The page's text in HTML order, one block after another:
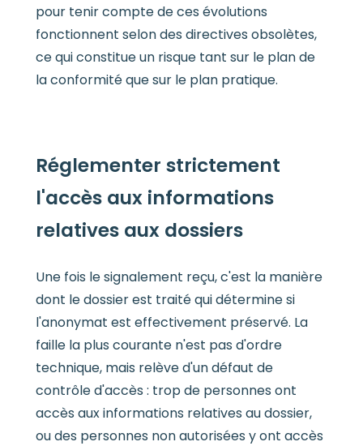
pour tenir compte de ces évolutions
fonctionnent selon des directives obsolètes,
ce qui constitue un risque tant sur le plan de
la conformité que sur le plan pratique.
Réglementer strictement
l'accès aux informations
relatives aux dossiers
Une fois le signalement reçu, c'est la manière
dont le dossier est traité qui détermine si
l'anonymat est effectivement préservé. La
faille la plus courante n'est pas d'ordre
technique, mais relève d'un défaut de
contrôle d'accès : trop de personnes ont
accès aux informations relatives au dossier,
ou des personnes non autorisées y ont accès